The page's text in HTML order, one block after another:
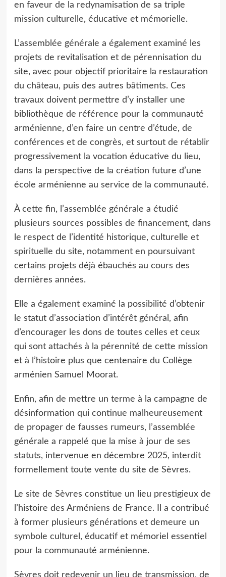
en faveur de la redynamisation de sa triple
mission culturelle, éducative et mémorielle.
L’assemblée générale a également examiné les
projets de revitalisation et de pérennisation du
site, avec pour objectif prioritaire la restauration
du château, puis des autres bâtiments. Ces
travaux doivent permettre d’y installer une
bibliothèque de référence pour la communauté
arménienne, d’en faire un centre d’étude, de
conférences et de congrès, et surtout de rétablir
progressivement la vocation éducative du lieu,
dans la perspective de la création future d’une
école arménienne au service de la communauté.
À cette fin, l’assemblée générale a étudié
plusieurs sources possibles de financement, dans
le respect de l’identité historique, culturelle et
spirituelle du site, notamment en poursuivant
certains projets déjà ébauchés au cours des
dernières années.
Elle a également examiné la possibilité d’obtenir
le statut d’association d’intérêt général, afin
d’encourager les dons de toutes celles et ceux
qui sont attachés à la pérennité de cette mission
et à l’histoire plus que centenaire du Collège
arménien Samuel Moorat.
Enfin, afin de mettre un terme à la campagne de
désinformation qui continue malheureusement
de propager de fausses rumeurs, l’assemblée
générale a rappelé que la mise à jour de ses
statuts, intervenue en décembre 2025, interdit
formellement toute vente du site de Sèvres.
Le site de Sèvres constitue un lieu prestigieux de
l’histoire des Arméniens de France. Il a contribué
à former plusieurs générations et demeure un
symbole culturel, éducatif et mémoriel essentiel
pour la communauté arménienne.
Sèvres doit redevenir un lieu de transmission, de